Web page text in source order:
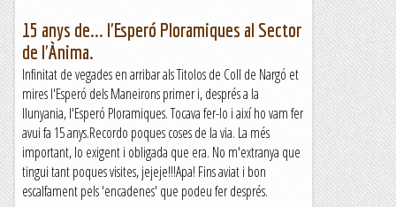
15 anys de... l'Esperó Ploramiques al Sector
de l'Ànima.
Infinitat de vegades en arribar als Titolos de Coll de Nargó et
mires l'Esperó dels Maneirons primer i, després a la
llunyania, l'Esperó Ploramiques. Tocava fer-lo i així ho vam fer
avui fa 15 anys.Recordo poques coses de la via. La més
important, lo exigent i obligada que era. No m'extranya que
tingui tant poques visites, jejeje!!!Apa! Fins aviat i bon
escalfament pels 'encadenes' que podeu fer després.